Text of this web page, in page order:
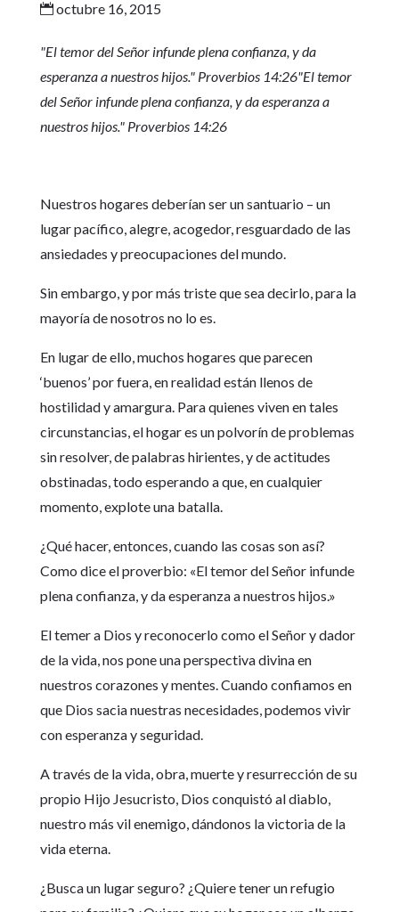
octubre 16, 2015
"El temor del Señor infunde plena confianza, y da
esperanza a nuestros hijos." Proverbios 14:26"El temor
del Señor infunde plena confianza, y da esperanza a
nuestros hijos." Proverbios 14:26
Nuestros hogares deberían ser un santuario – un
lugar pacífico, alegre, acogedor, resguardado de las
ansiedades y preocupaciones del mundo.
Sin embargo, y por más triste que sea decirlo, para la
mayoría de nosotros no lo es.
En lugar de ello, muchos hogares que parecen
‘buenos’ por fuera, en realidad están llenos de
hostilidad y amargura. Para quienes viven en tales
circunstancias, el hogar es un polvorín de problemas
sin resolver, de palabras hirientes, y de actitudes
obstinadas, todo esperando a que, en cualquier
momento, explote una batalla.
¿Qué hacer, entonces, cuando las cosas son así?
Como dice el proverbio: «El temor del Señor infunde
plena confianza, y da esperanza a nuestros hijos.»
El temer a Dios y reconocerlo como el Señor y dador
de la vida, nos pone una perspectiva divina en
nuestros corazones y mentes. Cuando confiamos en
que Dios sacia nuestras necesidades, podemos vivir
con esperanza y seguridad.
A través de la vida, obra, muerte y resurrección de su
propio Hijo Jesucristo, Dios conquistó al diablo,
nuestro más vil enemigo, dándonos la victoria de la
vida eterna.
¿Busca un lugar seguro? ¿Quiere tener un refugio